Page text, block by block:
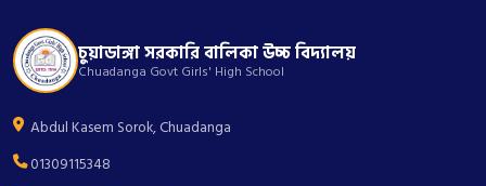
চুয়াডাঙ্গা সরকারি বালিকা উচ্চ বিদ্যালয়
Chuadanga Govt Girls' High School
Abdul Kasem Sorok, Chuadanga
01309115348